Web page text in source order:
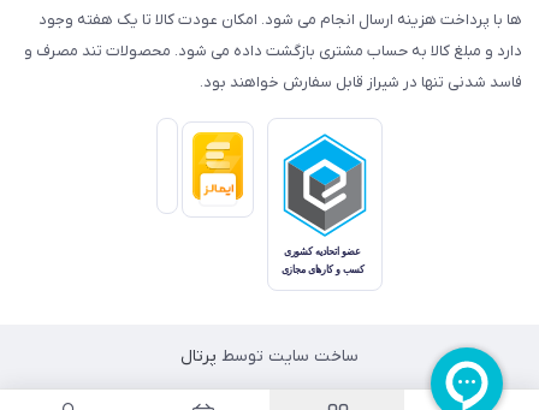
ها با پرداخت هزینه ارسال انجام می شود. امکان عودت کالا تا یک هفته وجود
دارد و مبلغ کالا به حساب مشتری بازگشت داده می شود. محصولات تند مصرف و
فاسد شدنی تنها در شیراز قابل سفارش خواهند بود.
ساخت سایت توسط پرتال